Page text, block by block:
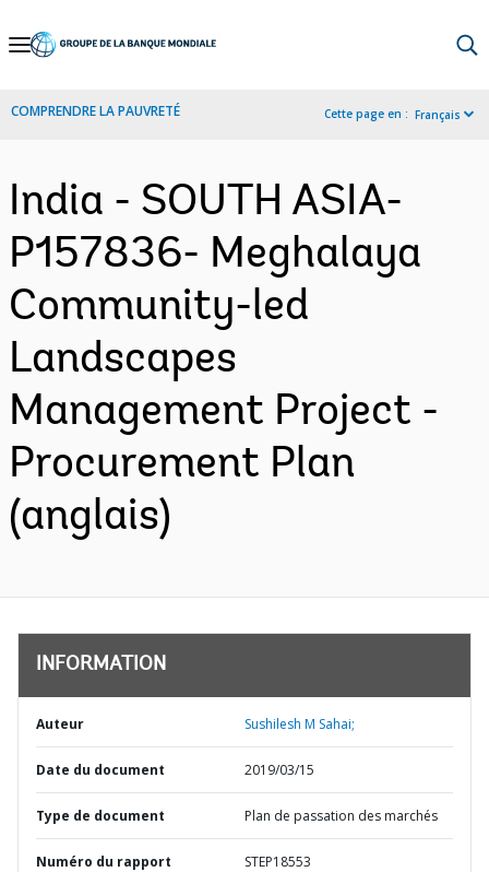
Skip
Navigation
COMPRENDRE LA PAUVRETÉ Cette page en : Français
India - SOUTH ASIA-
P157836- Meghalaya
Community-led
Landscapes
Management Project -
Procurement Plan
(anglais)
INFORMATION
Auteur Sushilesh M Sahai;
Date du document 2019/03/15
Type de document Plan de passation des marchés
Numéro du rapport STEP18553